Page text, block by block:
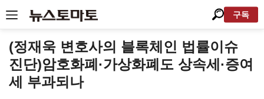
구독
(정재욱 변호사의 블록체인 법률이슈
진단)암호화폐·가상화폐도 상속세·증여
세 부과되나